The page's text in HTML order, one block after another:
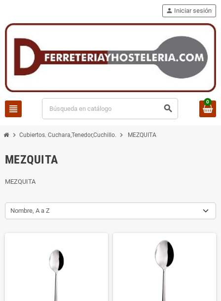
view_headline search
person Iniciar sesión
0
chevron_right Cubiertos. Cuchara,Tenedor,Cuchillo. chevron_right MEZQUITA
MEZQUITA
MEZQUITA
Nombre, A a Z